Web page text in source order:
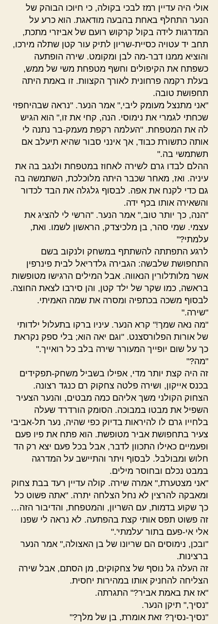
אולי היה עדיין רמז לבכי בקולה, כי חיוכו הבוהק של
הנער התחלף באחת בהבעה מודאגת. הוא כרע על
המדרגות לידה בקול קרקוש רועם של אביזרי מתכת,
תחב יד עטויה כסיית-שריון לתיק עור קטן שתלה מירכו,
והוציא ממנו דבר-מה לבן ומקומט. שירה הופתעה
כשפתח את הקיפולים וחשף מטפחת משי של ממש,
בעלת רקמה פרחונית לאורך הקצוות. זו באמת היתה
תחפושת טובה.
"אני מתנצל מעומק ליבי," אמר הנער. "נראה שבהיחפזי
שכחתי לגמרי את נימוסי. הנה, קחי את זו," הוא הגיש
לה את המטפחת. "העלמה רקפת מעמק-בר נתנה לי
אותה כתשורת כבוד, אך אינני סבור שהיא תיעלב אם
תשתמשי בה."
ההלם לבדו גרם לשירה לאחוז במטפחת ולנגב בה את
עיניה. ואז, מאחר שכבר היתה מלוכלכת, השתמשה בה
גם כדי לקנח את אפה. לבסוף גלגלה את הבד לכדור
והשאירה אותו בכף ידה.
"הנה, כך יותר טוב," אמר הנער. "הרשי לי להציג את
עצמי. שמי סהר, בן מלכיצדק, הראשון לשמו. ואת,
עלמתי?"
לרגע התפתתה להשתתף במשחק ולנקוב בשם
התחפושת שלבשה: הגבירה גלדריאל לבית פינרפין
אשר מלות'לורין הנאווה. אבל המילים הרגישו מטופשות
בראשה, כמו שקר של ילד קטן, והן סירבו לצאת החוצה.
לבסוף משכה בכתפיה ומסרה את שמה האמיתי.
"שירה."
"מה נאה שמך!" קרא הנער. עיניו ברקו בתעלול ילדותי
של אורות הפלורסצנט. "וגם יאה הוא; בלי ספק נקראת
כך על שום יופייך המעורר שירה בלב כל רואייך."
"מה?"
זה היה קצת יותר מדי, אפילו בשביל משחק-תפקידים
בכנס אייקון, ושירה פלטה צחקוק רם כנגד רצונה.
הצחוק הקולני משך אליהם כמה מבטים, והנער הצעיר
השפיל את מבטו במבוכה. הסומק הורדרד שעלה
בלחייו גרם לו להיראות בדיוק כפי שהיה, נער תל-אביבי
צעיר בתחפושת אביר מטופשת. הוא פתח את פיו פעם
ופעמיים כאילו התכוון לדבר, אבל בכל פעם יצא רק הד
חלוש ומבולבל. לבסוף ויתר והתיישב על המדרגה
במבט נכלם ובחוסר מילים.
"אני מצטערת," אמרה שירה. קולה עדיין רעד בבת צחוק
ומאבקה להרצין לא נחל הצלחה יתרה. "אתה פשוט כל
כך שקוע בדמות, עם השריון, והמטפחת, והדיבור הזה…
זה פשוט תפס אותי קצת בהפתעה. לא נראה לי שפנו
אלי אי-פעם בתור 'עלמתי'."
"ובכן, נימוסים הם שריונו של בן האצולה," אמר הנער
ברצינות.
זה העלה גל נוסף של צחקוקים, מן הסתם, אבל שירה
הצליחה להחניק אותו במהירות יחסית.
"אז את באמת אביר?" התגרתה.
"נסיך," תיקן הנער.
"נסיך-נסיך? זאת אומרת, בן של מלך?"